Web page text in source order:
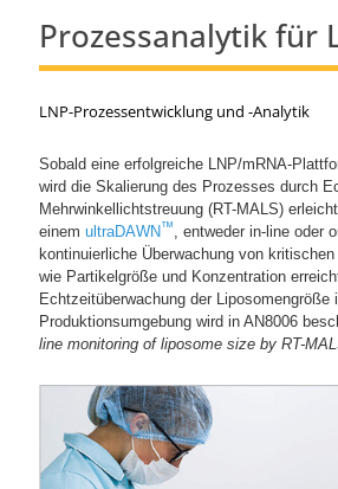
Prozessanalytik für
LNP-Prozessentwicklung und -Analytik
Sobald eine erfolgreiche LNP/mRNA-
wird die Skalierung des Prozesses durch
Mehrwinkellichtstreuung (RT-MALS)
einem ultraDAWN™, entweder in-line oder
kontinuierliche Überwachung von
wie Partikelgröße und Konzentration
Echtzeitüberwachung der Liposomengröße
Produktionsumgebung wird in AN8006
line monitoring of liposome size by RT-